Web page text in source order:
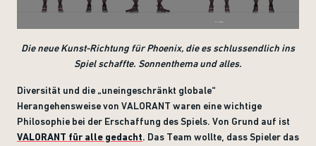
Die neue Kunst-Richtung für Phoenix, die es schlussendlich ins
Spiel schaffte. Sonnenthema und alles.
Diversität und die „uneingeschränkt globale“
Herangehensweise von VALORANT waren eine wichtige
Philosophie bei der Erschaffung des Spiels. Von Grund auf ist
VALORANT für alle gedacht. Das Team wollte, dass Spieler das